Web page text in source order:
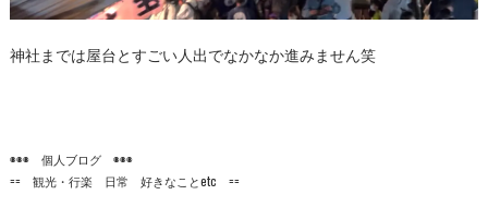
神社までは屋台とすごい人出でなかなか進みません笑
◉◉◉ 個人ブログ ◉◉◉
== 観光・行楽 日常 好きなことetc ==